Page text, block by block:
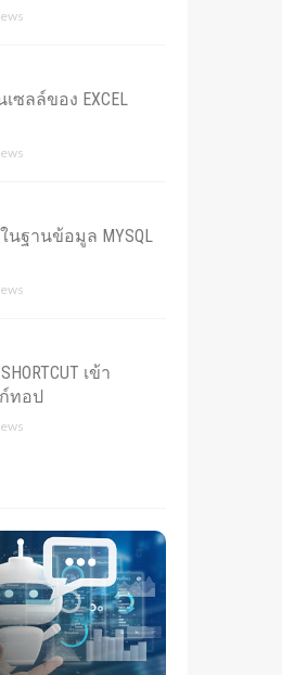
ซลล์ของ EXCEL
นฐานข้อมูล MYSQL
เข้า
ทอป